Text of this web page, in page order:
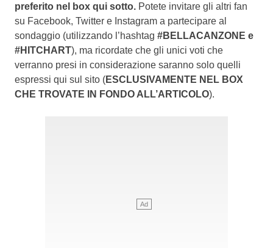
preferito nel box qui sotto. Potete invitare gli altri fan
su Facebook, Twitter e Instagram a partecipare al
sondaggio (utilizzando l’hashtag #BELLACANZONE e
#HITCHART), ma ricordate che gli unici voti che
verranno presi in considerazione saranno solo quelli
espressi qui sul sito (ESCLUSIVAMENTE NEL BOX
CHE TROVATE IN FONDO ALL’ARTICOLO).